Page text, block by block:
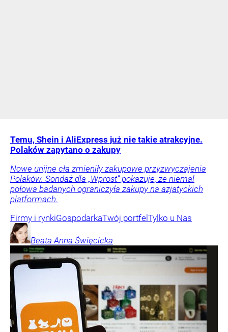
Temu, Shein i AliExpress już nie takie atrakcyjne.
Polaków zapytano o zakupy
Nowe unijne cła zmieniły zakupowe przyzwyczajenia
Polaków. Sondaż dla „Wprost” pokazuje, że niemal
połowa badanych ograniczyła zakupy na azjatyckich
platformach.
Firmy i rynkiGospodarkaTwój portfel Tylko u Nas
Beata Anna Święcicka